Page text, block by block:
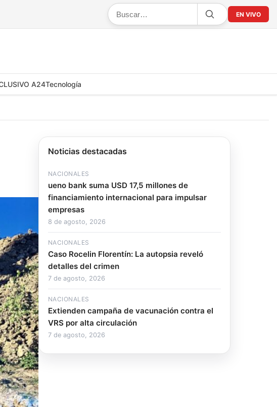
EN VIVO
A24Tecnología
Noticias destacadas
NACIONALES
ueno bank suma USD 17,5 millones de
financiamiento internacional para impulsar
empresas
8 de agosto, 2026
NACIONALES
Caso Rocelin Florentín: La autopsia reveló
detalles del crimen
7 de agosto, 2026
NACIONALES
Extienden campaña de vacunación contra el
VRS por alta circulación
7 de agosto, 2026